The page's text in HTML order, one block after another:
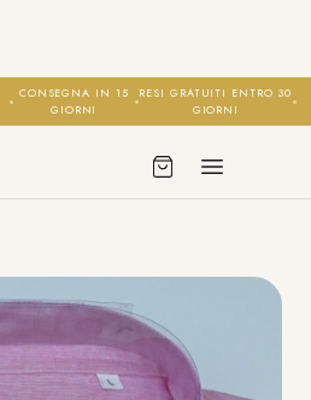
CONSEGNA IN 15
GIORNI
RESI GRATUITI ENTRO 30
GIORNI